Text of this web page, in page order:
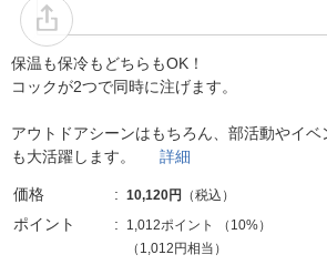
保温も保冷もどちらもOK！
コックが2つで同時に注げます。
アウトドアシーンはもちろん、部活動やイ
も大活躍します。 詳細
価格 10,120円 （税込）
ポイント 1,012ポイント （ 10%）
（1,012円相当）